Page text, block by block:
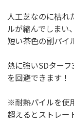
人工芝なのに枯れ
ルが縮んでしまい、
短い茶色の副パイ
熱に強いSDター
を回避できます！
※耐熱パイルを使
超えるとストレー